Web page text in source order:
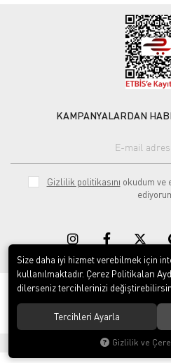
KAMPANYALARDAN
Gizlilik politikasını okudum ve
© 2020Rekor Müzik.
Yeni Nesil E-Ticaret
Size daha iyi hizmet verebilmek için
kullanılmaktadır. Çerez Politikaları
dilerseniz tercihlerinizi
Tercihleri Ayarla
Gizlilik ve